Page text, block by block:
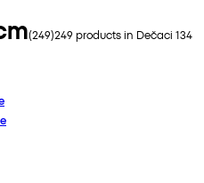
(249)249 products in Dečaci 134